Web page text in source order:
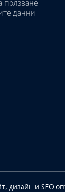
ползване
данни
дизайн и SEO